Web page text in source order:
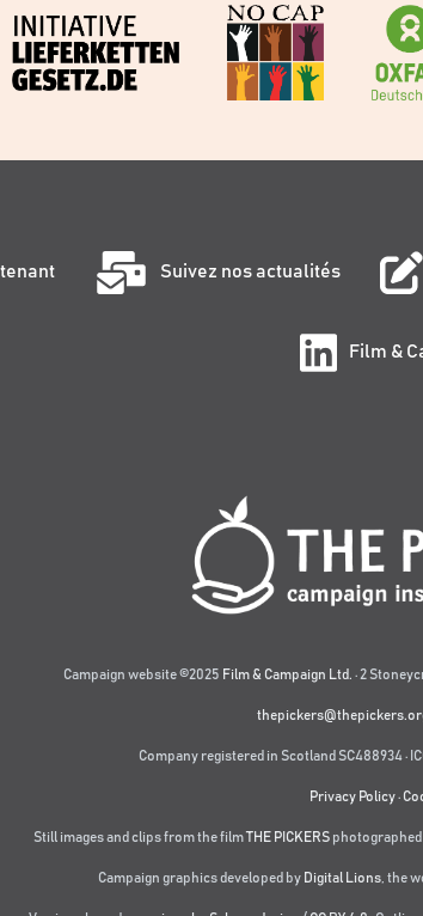
Suivez nos actualités
Film &
Campaign website ©2025 Film & Campaign Ltd. · 2
Company registered in Scotland SC488934 ·
Privacy Policy·
Still images and clips from the filmTHE PICKERS photographed
Campaign graphics developed by Digital Lions, the